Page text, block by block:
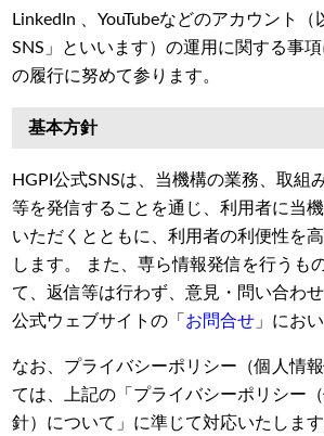
LinkedIn 、YouTubeなどのアカウント
SNS」といいます）の運用に関する事
の履行に努めて参ります。
基本方針
HGPI公式SNSは、当機構の業務、取組
等を発信することを通じ、利用者に当
いただくとともに、利用者の利便性を
します。 また、専ら情報発信を行うも
て、返信等は行わず、意見・問い合わ
公式ウェブサイトの「 お問合せ 」にお
なお、プライバシーポリシー（個人情
ては、上記の「プライバシーポリシー
針）について」に準じて対応いたします